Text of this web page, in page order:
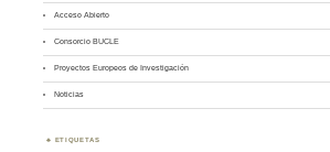
Acceso Abierto
Consorcio BUCLE
Proyectos Europeos de Investigación
Noticias
ETIQUETAS